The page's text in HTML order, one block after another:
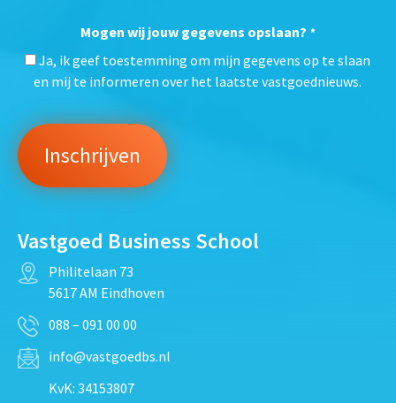
Mogen wij jouw gegevens opslaan? *
Ja, ik geef toestemming om mijn gegevens op te slaan
en mij te informeren over het laatste vastgoednieuws.
Vastgoed Business School
Philitelaan 73
5617 AM Eindhoven
088 – 091 00 00
info@vastgoedbs.nl
KvK: 34153807